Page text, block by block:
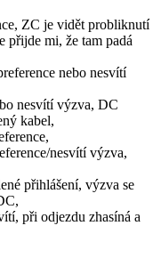
ZC je vidět probliknutí
přijde mi, že tam padá
nebo nesvítí
nesvítí výzva, DC
kabel,
nesvítí výzva,
přihlášení, výzva se
při odjezdu zhasíná a